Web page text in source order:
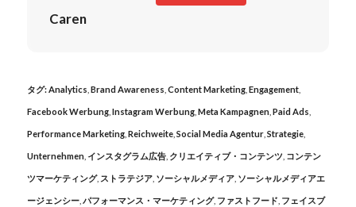
Caren
タグ:Analytics Brand Awareness Content Marketing, Engagement,
Facebook Werbung, Instagram Werbung, Meta Kampagnen, Paid Ads
Performance Marketing, Reichweite, Social Media Agentur, Strategie,
Unternehmen, インスタグラム広告, クリエイティブ・コンテンツ, コンテン
ツマーケティング, ストラテジア, ソーシャルメディア, ソーシャルメディアエ
ージェンシー, パフォーマンス・マーケティング, ファストフード フェイスブ